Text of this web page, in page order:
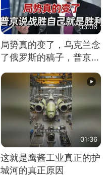
03:06
局势真的变了，乌克兰念
了俄罗斯的稿子，普京说
01:36
这就是鹰酱工业真正的护
城河的真正原因